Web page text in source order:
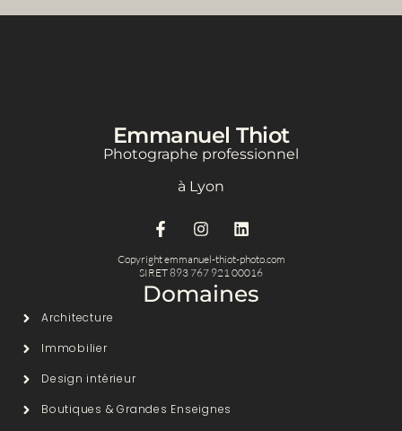
Emmanuel Thiot
Photographe professionnel
à Lyon
Copyright emmanuel-thiot-photo.com
SIRET 893 767 921 00016​
Domaines
Architecture
Immobilier
Design intérieur
Boutiques & Grandes Enseignes